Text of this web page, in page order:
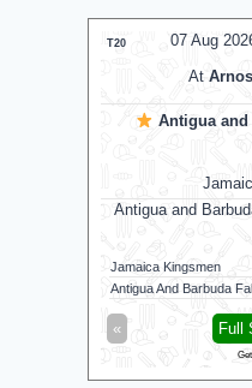
07 Aug
T20
At
Antigua
Antigua and
Jamaica Kingsmen
Antigua And Barbuda
« Full